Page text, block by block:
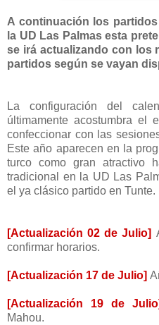
A continuación los
la UD Las Palmas esta
se irá actualizando con los
partidos según se vayan
La configuración del
últimamente acostumbra el
confeccionar con las
Este año aparecen en la
turco como gran atractivo
tradicional en la UD Las
el ya clásico partido en Tunte.
[Actualización 02 de Julio]
confirmar horarios.
[Actualización 17 de Julio]
[Actualización 19 de
Mahou.